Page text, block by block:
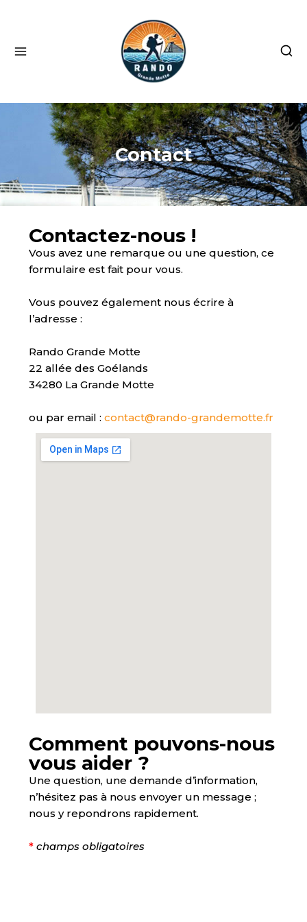
Contact
Contactez-nous !
Vous avez une remarque ou une question, ce
formulaire est fait pour vous.
Vous pouvez également nous écrire à
l’adresse :
Rando Grande Motte
22 allée des Goélands
34280 La Grande Motte
ou par email : contact@rando-grandemotte.fr
Comment pouvons-nous
vous aider ?
Une question, une demande d’information,
n’hésitez pas à nous envoyer un message ;
nous y repondrons rapidement.
* champs obligatoires